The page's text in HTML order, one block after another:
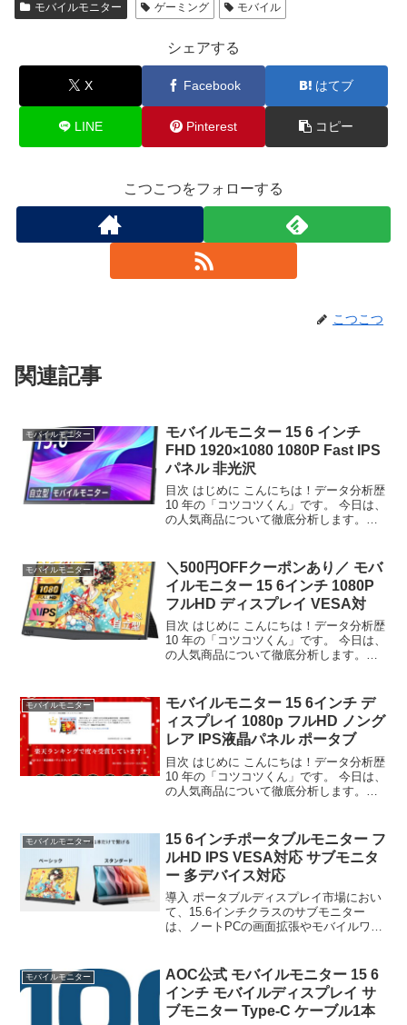
モバイルモニター ゲーミング モバイル
シェアする
X Facebook はてブ
LINE Pinterest コピー
こつこつをフォローする
こつこつ
関連記事
モバイルモニター
モバイルモニター 15 6 インチ
FHD 1920×1080 1080P Fast IPS
パネル 非光沢
目次 はじめに こんにちは！データ分析歴
10 年の「コツコツくん」です。 今日は、
の人気商品について徹底分析します。
す！ この記事では、楽天のデータから、
この商品の実力...
モバイルモニター
＼500円OFFクーポンあり／ モバ
イルモニター 15 6インチ 1080P
フルHD ディスプレイ VESA対
目次 はじめに こんにちは！データ分析歴
10 年の「コツコツくん」です。 今日は、
の人気商品について徹底分析します。
す！ この記事では、楽天のデータから、
この商品の実力...
モバイルモニター
モバイルモニター 15 6インチ デ
ィスプレイ 1080p フルHD ノング
レア IPS液晶パネル ポータブ
目次 はじめに こんにちは！データ分析歴
10 年の「コツコツくん」です。 今日は、
の人気商品について徹底分析します。
す！ この記事では、楽天のデータから、
この商品の実力...
モバイルモニター
15 6インチポータブルモニター フ
ルHD IPS VESA対応 サブモニタ
ー 多デバイス対応
導入 ポータブルディスプレイ市場におい
て、15.6インチクラスのサブモニター
は、ノートPCの画面拡張やモバイルワー
今回検証対象とするのは、モバイルモニ
ター 15 6イン...
モバイルモニター
AOC公式 モバイルモニター 15 6
インチ モバイルディスプレイ サ
ブモニター Type-C ケーブル1本